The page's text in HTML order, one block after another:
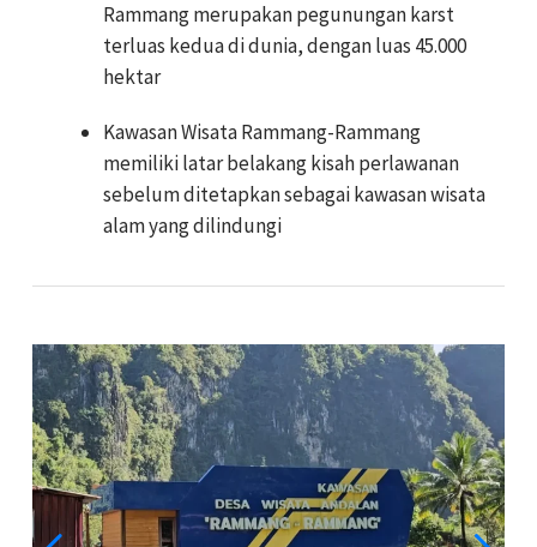
Rammang merupakan pegunungan karst
terluas kedua di dunia, dengan luas 45.000
hektar
Kawasan Wisata Rammang-Rammang
memiliki latar belakang kisah perlawanan
sebelum ditetapkan sebagai kawasan wisata
alam yang dilindungi